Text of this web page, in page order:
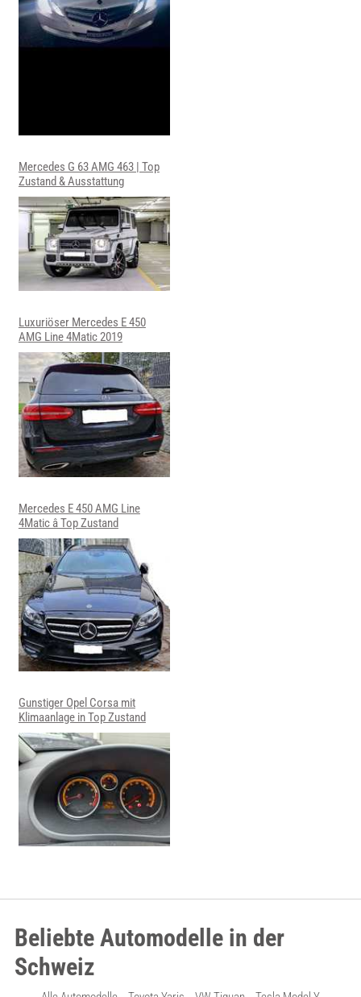
Mercedes G 63 AMG 463 | Top
Zustand & Ausstattung
Luxuriöser Mercedes E 450
AMG Line 4Matic 2019
Mercedes E 450 AMG Line
4Matic â Top Zustand
Gunstiger Opel Corsa mit
Klimaanlage in Top Zustand
Beliebte Automodelle in der
Schweiz